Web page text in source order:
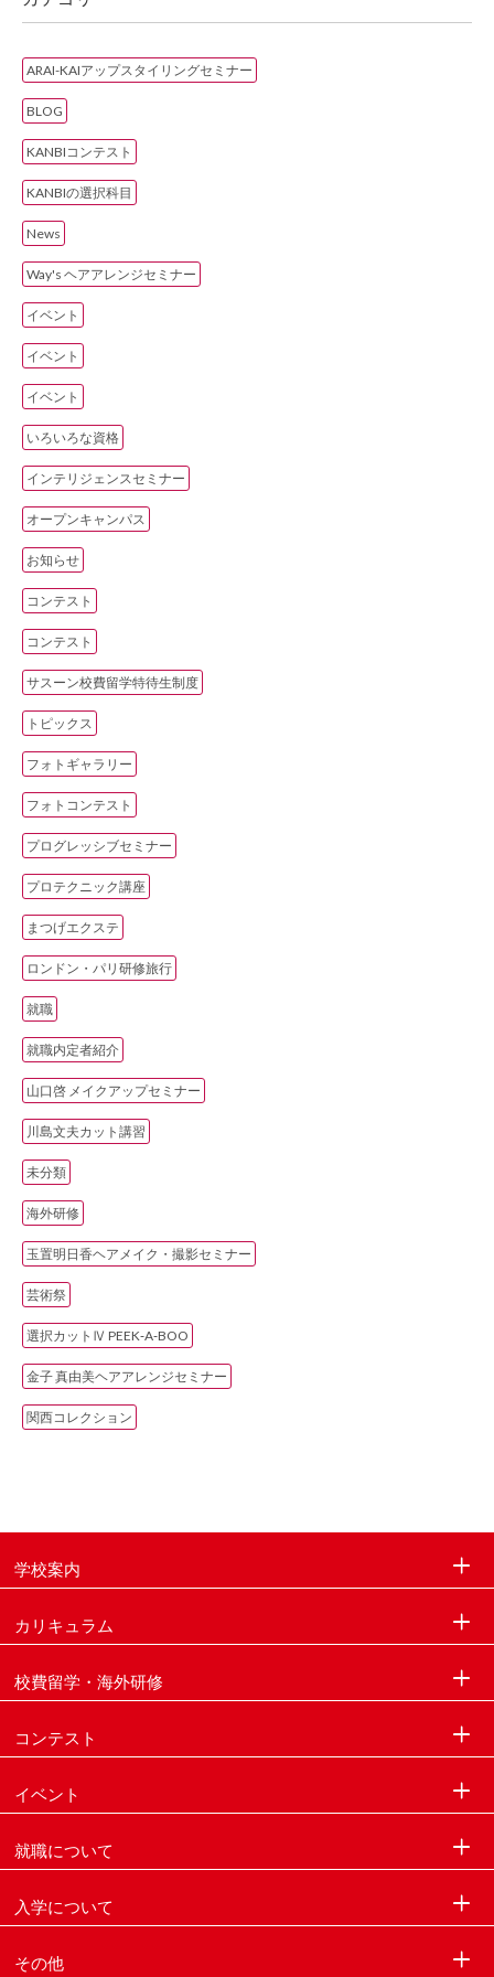
ARAI-KAIアップスタイリングセミナー
BLOG
KANBIコンテスト
KANBIの選択科目
News
Way's ヘアアレンジセミナー
イベント
イベント
イベント
いろいろな資格
インテリジェンスセミナー
オープンキャンパス
お知らせ
コンテスト
コンテスト
サスーン校費留学特待生制度
トピックス
フォトギャラリー
フォトコンテスト
プログレッシブセミナー
プロテクニック講座
まつげエクステ
ロンドン・パリ研修旅行
就職
就職内定者紹介
山口啓 メイクアップセミナー
川島文夫カット講習
未分類
海外研修
玉置明日香ヘアメイク・撮影セミナー
芸術祭
選択カットⅣ PEEK‐A‐BOO
金子 真由美ヘアアレンジセミナー
関西コレクション
学校案内
カリキュラム
校費留学・海外研修
コンテスト
イベント
就職について
入学について
その他